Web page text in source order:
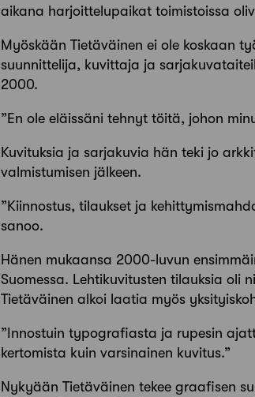
aikana harjoittelupaikat toimistoissa
Myöskään Tietäväinen ei ole koskaan
suunnittelija, kuvittaja ja
2000.
”En ole eläissäni tehnyt töitä, johon
Kuvituksia ja sarjakuvia hän teki jo
valmistumisen jälkeen.
”Kiinnostus, tilaukset ja
sanoo.
Hänen mukaansa 2000-luvun
Suomessa. Lehtikuvitusten tilauksia oli
Tietäväinen alkoi laatia myös
”Innostuin typografiasta ja rupesin
kertomista kuin varsinainen kuvitus.”
Nykyään Tietäväinen tekee graafisen